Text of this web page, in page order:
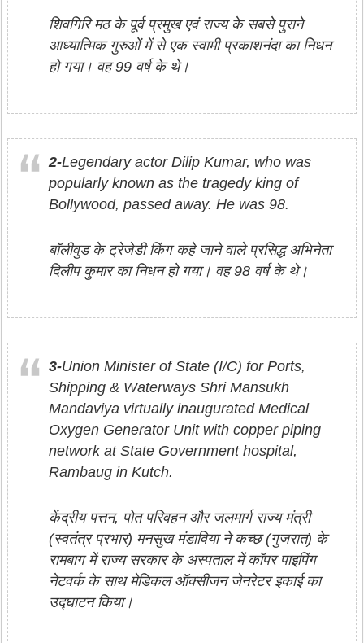
शिवगिरि मठ के पूर्व प्रमुख एवं राज्य के सबसे पुराने
आध्यात्मिक गुरुओं में से एक स्वामी प्रकाशनंदा का निधन
हो गया। वह 99 वर्ष के थे।
2-Legendary actor Dilip Kumar, who was
popularly known as the tragedy king of
Bollywood, passed away. He was 98.
बॉलीवुड के ट्रेजेडी किंग कहे जाने वाले प्रसिद्ध अभिनेता
दिलीप कुमार का निधन हो गया। वह 98 वर्ष के थे।
3-Union Minister of State (I/C) for Ports,
Shipping & Waterways Shri Mansukh
Mandaviya virtually inaugurated Medical
Oxygen Generator Unit with copper piping
network at State Government hospital,
Rambaug in Kutch.
केंद्रीय पत्तन, पोत परिवहन और जलमार्ग राज्य मंत्री
(स्वतंत्र प्रभार) मनसुख मंडाविया ने कच्छ (गुजरात) के
रामबाग में राज्य सरकार के अस्पताल में कॉपर पाइपिंग
नेटवर्क के साथ मेडिकल ऑक्सीजन जेनरेटर इकाई का
उद्घाटन किया।